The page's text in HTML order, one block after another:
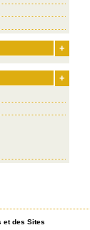
+
+
et des Sites